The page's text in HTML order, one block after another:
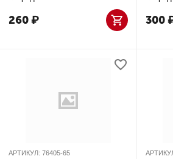
260₽ 300
АРТИКУЛ: 76405-65